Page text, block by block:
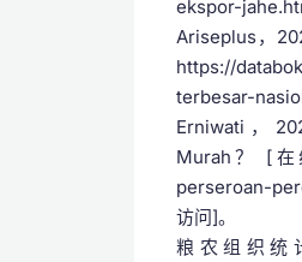
ekspor-
Ariseplus，
https://
terbesar-
Erniwati，
Murah？ [在
perseroan-
访问]。
粮农组织统